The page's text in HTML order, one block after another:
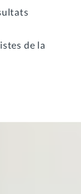
de la